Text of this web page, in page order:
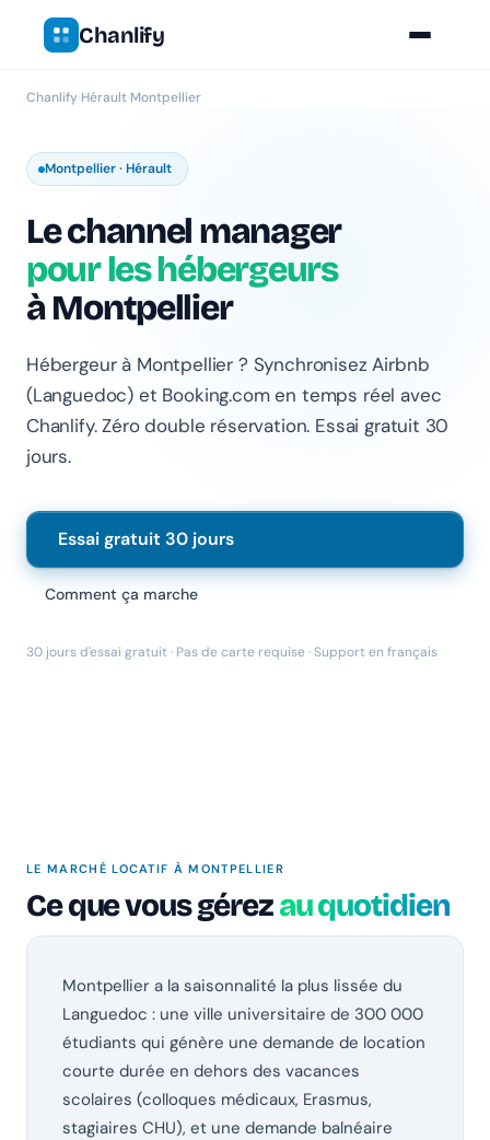
Chanlify
Chanlify›Hérault›Montpellier
Montpellier · Hérault
Le channel manager
pour les hébergeurs
à Montpellier
Hébergeur à Montpellier ? Synchronisez Airbnb
(Languedoc) et Booking.com en temps réel avec
Chanlify. Zéro double réservation. Essai gratuit 30
jours.
Essai gratuit 30 jours
Comment ça marche
30 jours d'essai gratuit · Pas de carte requise · Support en français
LE MARCHÉ LOCATIF À MONTPELLIER
Ce que vous gérezau quotidien
Montpellier a la saisonnalité la plus lissée du
Languedoc : une ville universitaire de 300 000
étudiants qui génère une demande de location
courte durée en dehors des vacances
scolaires (colloques médicaux, Erasmus,
stagiaires CHU), et une demande balnéaire
Chanlify Assistant